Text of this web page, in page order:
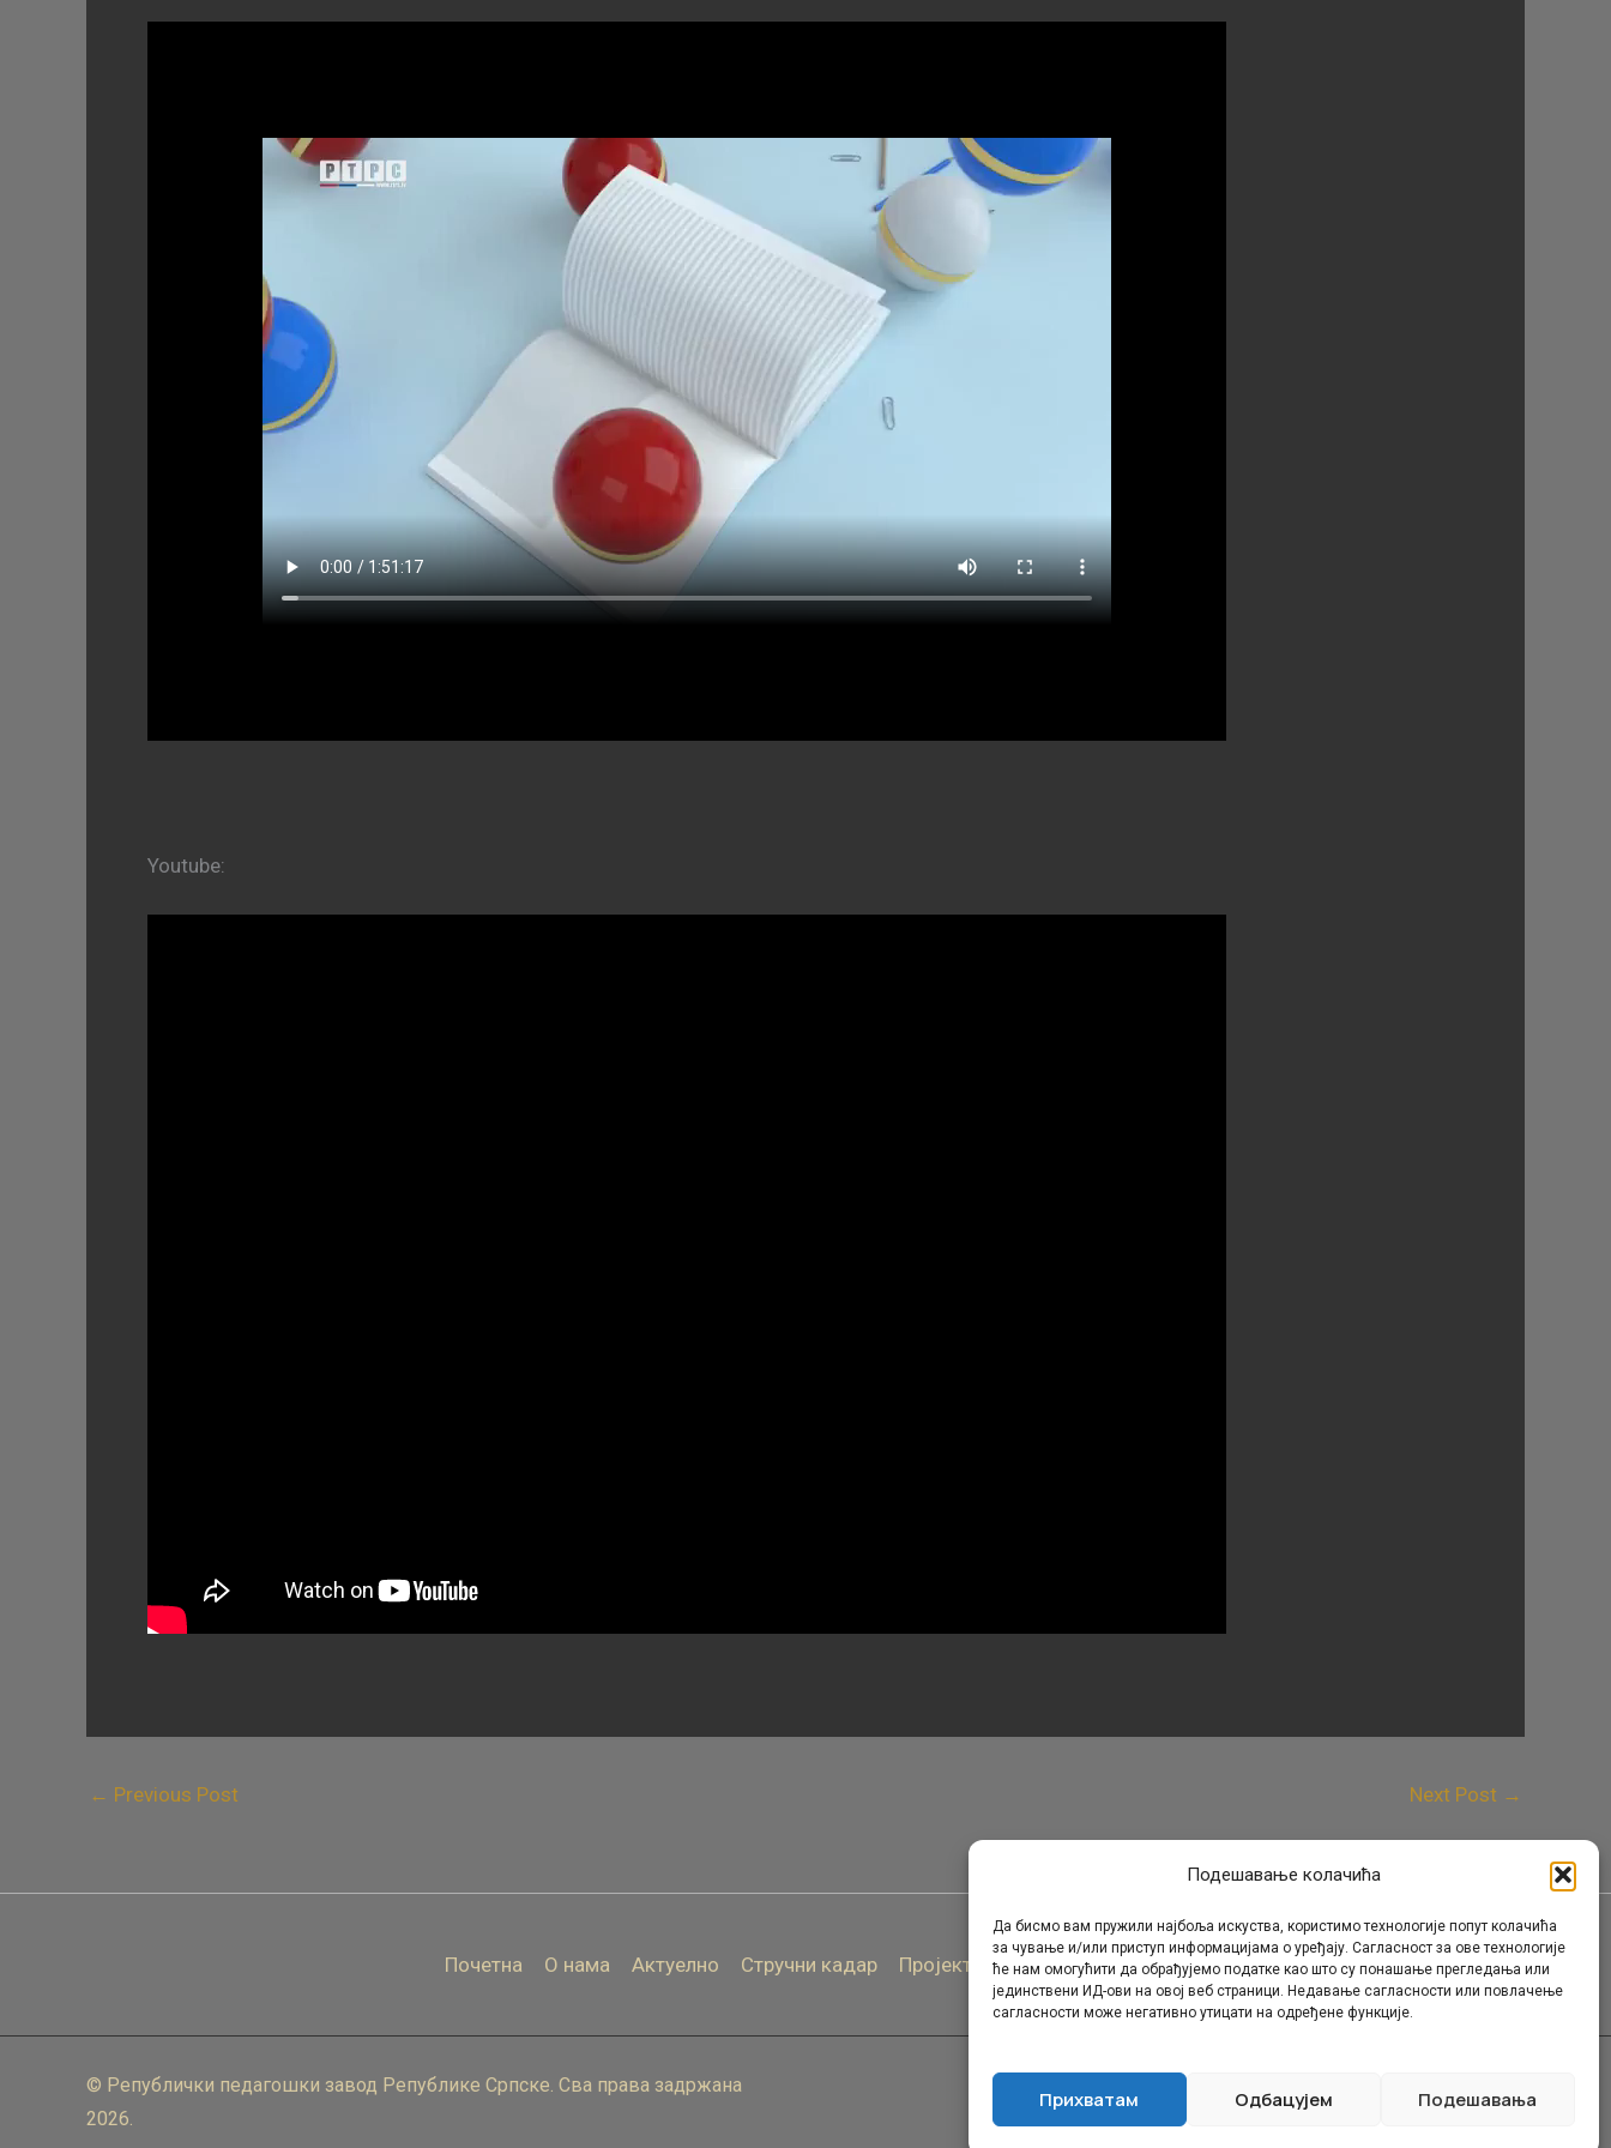
Подешавање колачића
Да бисмо вам пружили најбоља искуства, користимо технологије попут колачића
за чување и/или приступ информацијама о уређају. Сагласност за ове технологије
ће нам омогућити да обрађујемо податке као што су понашање прегледања или
јединствени ИД-ови на овој веб страници. Недавање сагласности или повлачење
сагласности може негативно утицати на одређене функције.
Прихватам Одбацујем Подешавања
Youtube:
← Previous Post Next Post →
Почетна О нама Актуелно Стручни кадар Пројекти Архива Контакт
© Републички педагошки завод Републике Српске. Сва права задржана
2026.